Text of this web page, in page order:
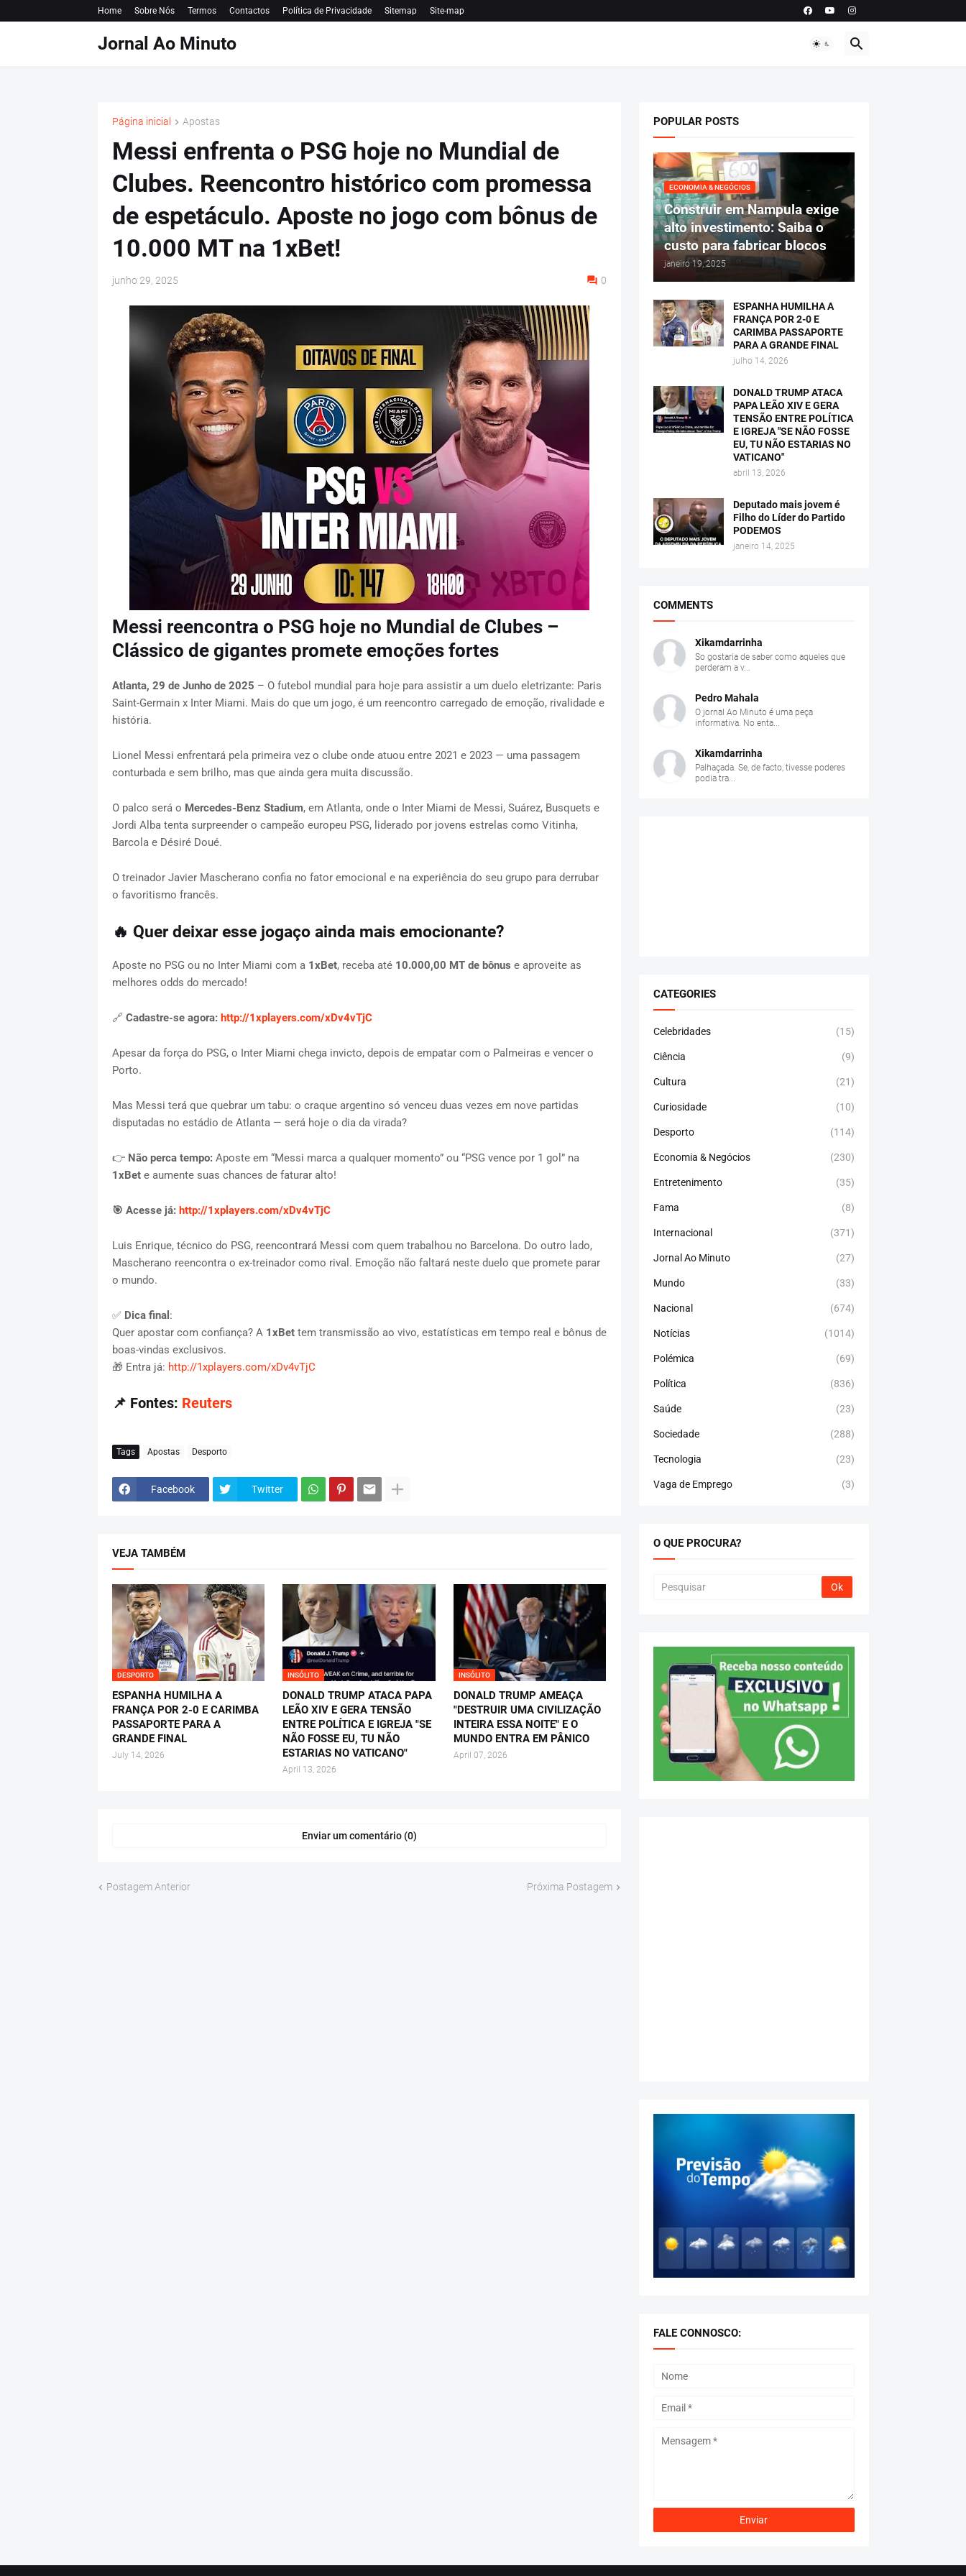
Home Sobre Nós Termos Contactos Política de Privacidade Sitemap Site-map
Jornal Ao Minuto
Página inicial Apostas
Messi enfrenta o PSG hoje no Mundial de
Clubes. Reencontro histórico com promessa
de espetáculo. Aposte no jogo com bônus de
10.000 MT na 1xBet!
junho 29, 2025 0
Messi reencontra o PSG hoje no Mundial de Clubes –
Clássico de gigantes promete emoções fortes
Atlanta, 29 de Junho de 2025 – O futebol mundial para hoje para assistir a um duelo eletrizante: Paris
Saint-Germain x Inter Miami. Mais do que um jogo, é um reencontro carregado de emoção, rivalidade e
história.
Lionel Messi enfrentará pela primeira vez o clube onde atuou entre 2021 e 2023 — uma passagem
conturbada e sem brilho, mas que ainda gera muita discussão.
O palco será o Mercedes-Benz Stadium, em Atlanta, onde o Inter Miami de Messi, Suárez, Busquets e
Jordi Alba tenta surpreender o campeão europeu PSG, liderado por jovens estrelas como Vitinha,
Barcola e Désiré Doué.
O treinador Javier Mascherano confia no fator emocional e na experiência do seu grupo para derrubar
o favoritismo francês.
🔥 Quer deixar esse jogaço ainda mais emocionante?
Aposte no PSG ou no Inter Miami com a 1xBet, receba até 10.000,00 MT de bônus e aproveite as
melhores odds do mercado!
🔗 Cadastre-se agora: http://1xplayers.com/xDv4vTjC
Apesar da força do PSG, o Inter Miami chega invicto, depois de empatar com o Palmeiras e vencer o
Porto.
Mas Messi terá que quebrar um tabu: o craque argentino só venceu duas vezes em nove partidas
disputadas no estádio de Atlanta — será hoje o dia da virada?
👉 Não perca tempo: Aposte em “Messi marca a qualquer momento” ou “PSG vence por 1 gol” na
1xBete aumente suas chances de faturar alto!
🎯 Acesse já: http://1xplayers.com/xDv4vTjC
Luis Enrique, técnico do PSG, reencontrará Messi com quem trabalhou no Barcelona. Do outro lado,
Mascherano reencontra o ex-treinador como rival. Emoção não faltará neste duelo que promete parar
o mundo.
✅ Dica final :
Quer apostar com confiança? A 1xBettem transmissão ao vivo, estatísticas em tempo real e bônus de
boas-vindas exclusivos.
🎁 Entra já: http://1xplayers.com/xDv4vTjC
📌 Fontes: Reuters
Tags Apostas Desporto
Facebook Twitter
VEJA TAMBÉM
DESPORTO
ESPANHA HUMILHA A
FRANÇA POR 2-0 E CARIMBA
PASSAPORTE PARA A
GRANDE FINAL
July 14, 2026
INSÓLITO
DONALD TRUMP ATACA PAPA
LEÃO XIV E GERA TENSÃO
ENTRE POLÍTICA E IGREJA "SE
NÃO FOSSE EU, TU NÃO
ESTARIAS NO VATICANO"
April 13, 2026
INSÓLITO
DONALD TRUMP AMEAÇA
"DESTRUIR UMA CIVILIZAÇÃO
INTEIRA ESSA NOITE" E O
MUNDO ENTRA EM PÂNICO
April 07, 2026
Enviar um comentário (0)
Postagem Anterior Próxima Postagem
POPULAR POSTS
ECONOMIA & NEGÓCIOS
Construir em Nampula exige
alto investimento: Saiba o
custo para fabricar blocos
janeiro 19, 2025
ESPANHA HUMILHA A
FRANÇA POR 2-0 E
CARIMBA PASSAPORTE
PARA A GRANDE FINAL
julho 14, 2026
DONALD TRUMP ATACA
PAPA LEÃO XIV E GERA
TENSÃO ENTRE POLÍTICA
E IGREJA "SE NÃO FOSSE
EU, TU NÃO ESTARIAS NO
VATICANO"
abril 13, 2026
Deputado mais jovem é
Filho do Líder do Partido
PODEMOS
janeiro 14, 2025
COMMENTS
Xikamdarrinha
So gostaria de saber como aqueles que
perderam a v...
Pedro Mahala
O jornal Ao Minuto é uma peça
informativa. No enta...
Xikamdarrinha
Palhaçada. Se, de facto, tivesse poderes
podia tra...
CATEGORIES
Celebridades (15)
Ciência (9)
Cultura (21)
Curiosidade (10)
Desporto (114)
Economia & Negócios (230)
Entretenimento (35)
Fama (8)
Internacional (371)
Jornal Ao Minuto (27)
Mundo (33)
Nacional (674)
Notícias (1014)
Polémica (69)
Política (836)
Saúde (23)
Sociedade (288)
Tecnologia (23)
Vaga de Emprego (3)
O QUE PROCURA?
FALE CONNOSCO: